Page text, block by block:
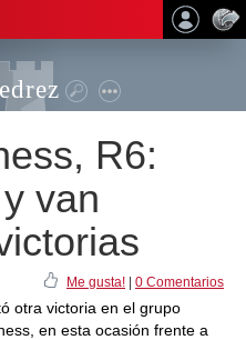
R6:
van
Me gusta! 0 Comentarios
otra victoria en el grupo
en esta ocasión frente a